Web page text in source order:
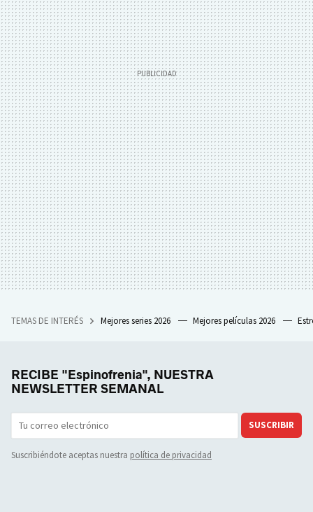
TEMAS DE INTERÉS Mejores series 2026 Mejores películas 2026
RECIBE "Espinofrenia", NUESTRA
NEWSLETTER SEMANAL
SUSCRIBIR
Suscribiéndote aceptas nuestra política de privacidad